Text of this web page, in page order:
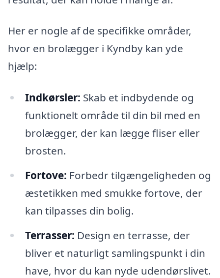
Her er nogle af de specifikke områder,
hvor en brolægger i Kyndby kan yde
hjælp:
Indkørsler: Skab et indbydende og
funktionelt område til din bil med en
brolægger, der kan lægge fliser eller
brosten.
Fortove: Forbedr tilgængeligheden og
æstetikken med smukke fortove, der
kan tilpasses din bolig.
Terrasser: Design en terrasse, der
bliver et naturligt samlingspunkt i din
have, hvor du kan nyde udendørslivet.